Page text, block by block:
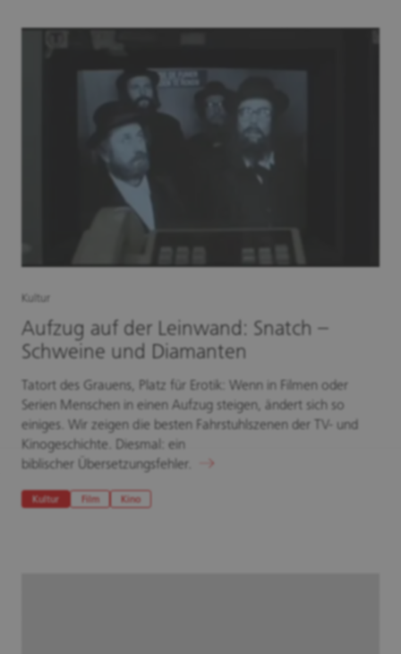
Kultur
Aufzug auf der Leinwand: Snatch –
Schweine und Diamanten
Tatort des Grauens, Platz für Erotik: Wenn in Filmen oder
Serien Menschen in einen Aufzug steigen, ändert sich so
einiges. Wir zeigen die besten Fahrstuhlszenen der TV- und
Kinogeschichte. Diesmal: ein
biblischer Übersetzungsfehler.
Kultur Film Kino